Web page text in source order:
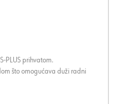
PLUS prihvatom.
što omogućava duži radni